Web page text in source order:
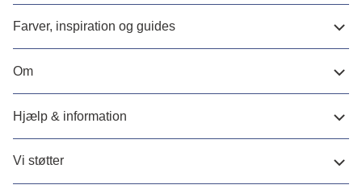
Farver, inspiration og guides
Om
Hjælp & information
Vi støtter